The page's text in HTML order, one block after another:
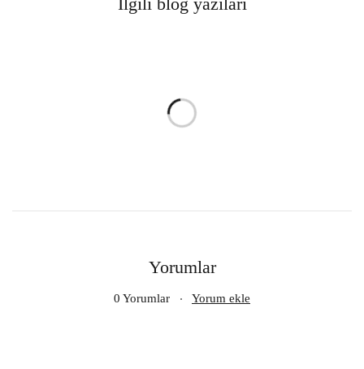
Yorumlar
0 Yorumlar Yorum ekle